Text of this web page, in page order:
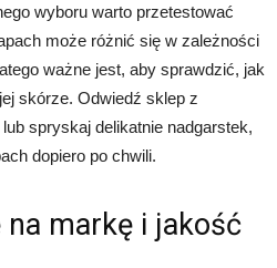
wyboru warto przetestować
może różnić się w zależności
ważne jest, aby sprawdzić, jak
skórze. Odwiedź sklep z
spryskaj delikatnie nadgarstek,
dopiero po chwili.
markę i jakość